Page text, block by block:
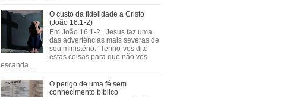
O custo da fidelidade a Cristo
(João 16:1-2)
Em João 16:1-2 , Jesus faz uma
das advertências mais severas de
seu ministério: "Tenho-vos dito
estas coisas para que não vos
escanda...
O perigo de uma fé sem
conhecimento bíblico